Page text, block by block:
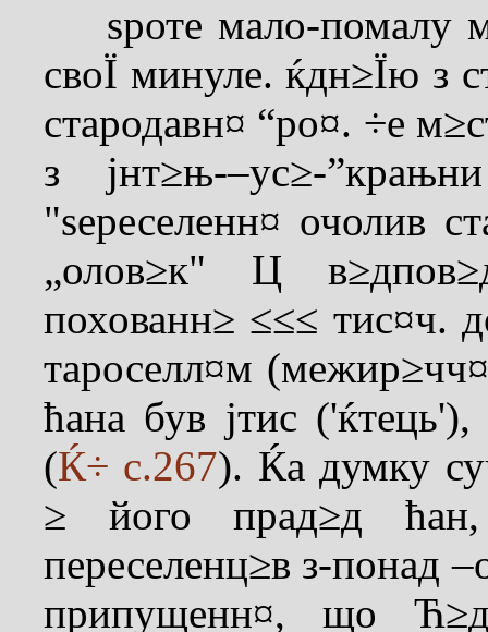
ѕроте мало-помалу
своЇ минуле. ќдн≥Їю з
стародавн¤ “ро¤. ÷е
з јнт≥њ-–ус≥-
"ѕереселенн¤ очолив
„олов≥к" Ц
похованн≥ ≤≤≤ тис¤ч.
тароселл¤м
ћана був јтис
(Ќ÷ с.267). Ќа думку
≥ його прад≥д
переселенц≥в з-понад
припущенн¤, що